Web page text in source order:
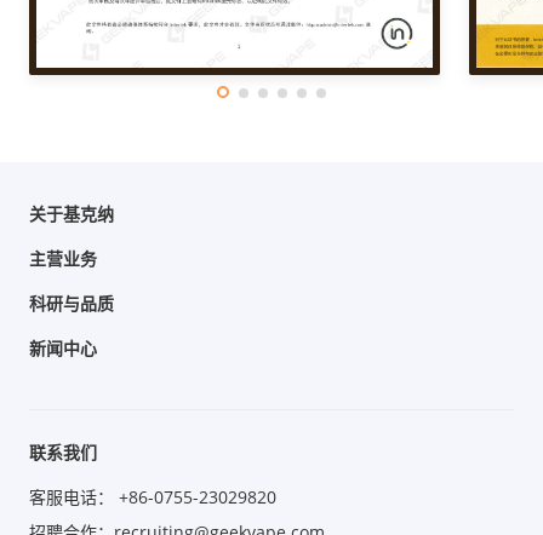
关于基克纳
主营业务
科研与品质
新闻中心
联系我们
客服电话： +86-0755-23029820